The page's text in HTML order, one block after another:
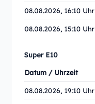
08.08.2026, 16:10 Uhr
08.08.2026, 15:10 Uhr
Super E10
Datum / Uhrzeit
08.08.2026, 19:10 Uhr